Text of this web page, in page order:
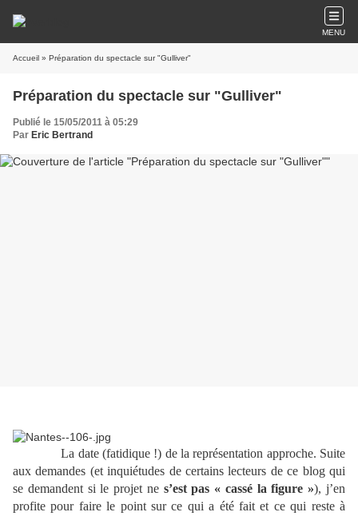
MENU
Accueil » Préparation du spectacle sur "Gulliver"
Préparation du spectacle sur "Gulliver"
Publié le 15/05/2011 à 05:29
Par Eric Bertrand
La date (fatidique !) de la représentation approche. Suite
aux demandes (et inquiétudes de certains lecteurs de ce blog qui
se demandent si le projet ne s’est pas « cassé la figure »), j’en
profite pour faire le point sur ce qui a été fait et ce qui reste à